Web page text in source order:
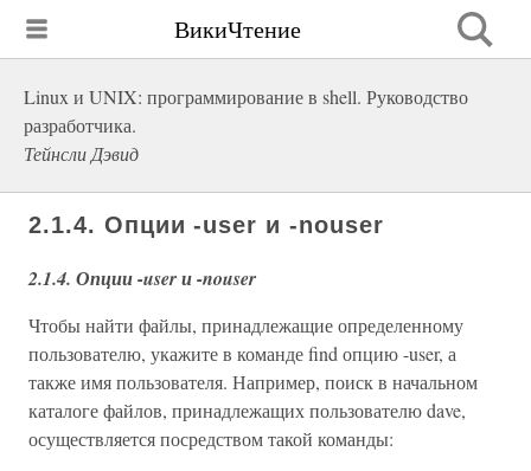
ВикиЧтение
Linux и UNIX: программирование в shell. Руководство
разработчика.
Тейнсли Дэвид
2.1.4. Опции -user и -nouser
2.1.4. Опции -user и -nouser
Чтобы найти файлы, принадлежащие определенному
пользователю, укажите в команде find опцию -user, а
также имя пользователя. Например, поиск в начальном
каталоге файлов, принадлежащих пользователю dave,
осуществляется посредством такой команды: